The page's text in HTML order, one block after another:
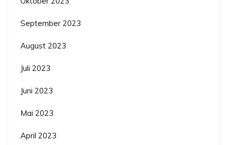
September 2023
August 2023
Juli 2023
Juni 2023
Mai 2023
April 2023